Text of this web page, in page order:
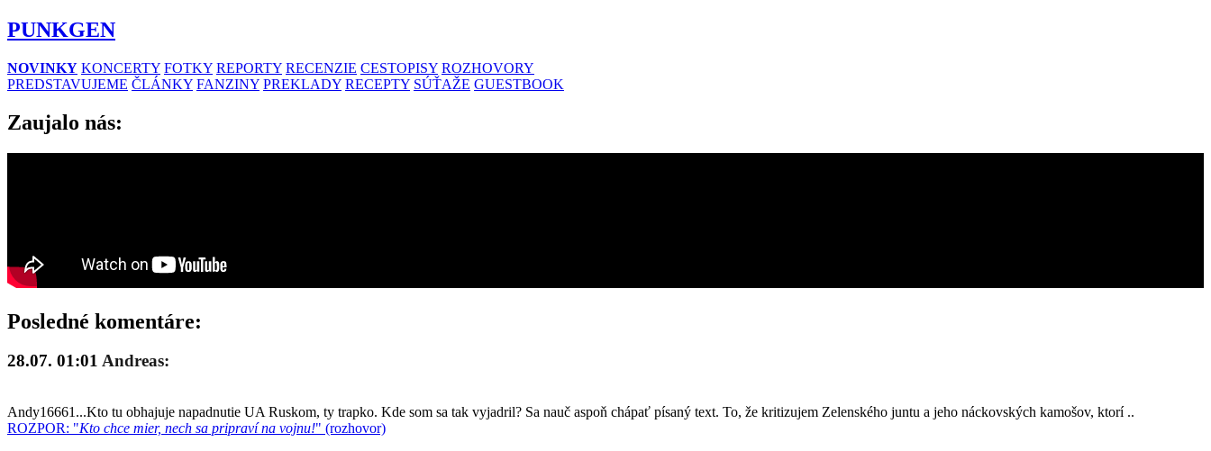
PUNKGEN
NOVINKY KONCERTY FOTKY REPORTY RECENZIE CESTOPISY ROZHOVORY
PREDSTAVUJEME ČLÁNKY FANZINY PREKLADY RECEPTY SÚŤAŽE GUESTBOOK
Zaujalo nás:
Posledné komentáre:
28.07. 01:01 Andreas:
Andy16661...Kto tu obhajuje napadnutie UA Ruskom, ty trapko. Kde som sa tak vyjadril? Sa nauč aspoň chápať písaný text. To, že kritizujem Zelenského juntu a jeho náckovských kamošov, ktorí ..
ROZPOR: "Kto chce mier, nech sa pripraví na vojnu!" (rozhovor)